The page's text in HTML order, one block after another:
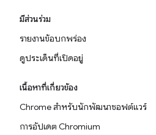
มีส่วนร่วม
รายงานข้อบกพร่อง
ดูประเด็นที่เปิดอยู่
เนื้อหาที่เกี่ยวข้อง
Chrome สำหรับนักพัฒนาซอฟต์แวร์
การอัปเดต Chromium